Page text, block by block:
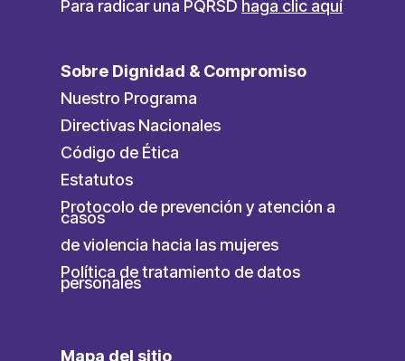
Para radicar una PQRSD haga clic aquí
Sobre Dignidad & Compromiso
Nuestro Programa
Directivas Nacionales
Código de Ética
Estatutos
Protocolo de prevención y atención a
casos
de violencia hacia las mujeres
Política de tratamiento de datos
personales
Mapa del sitio